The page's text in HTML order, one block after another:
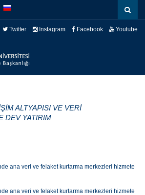
Twitter Instagram Facebook
Youtube
ALTYAPISI VE VERİ
DEV YATIRIM
ana veri ve felaket kurtarma merkezleri hizmete
ana veri ve felaket kurtarma merkezleri hizmete